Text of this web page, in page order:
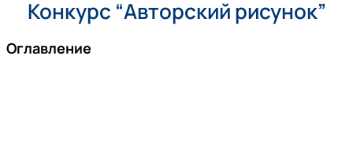
Конкурс “Авторский рисунок”
Оглавление